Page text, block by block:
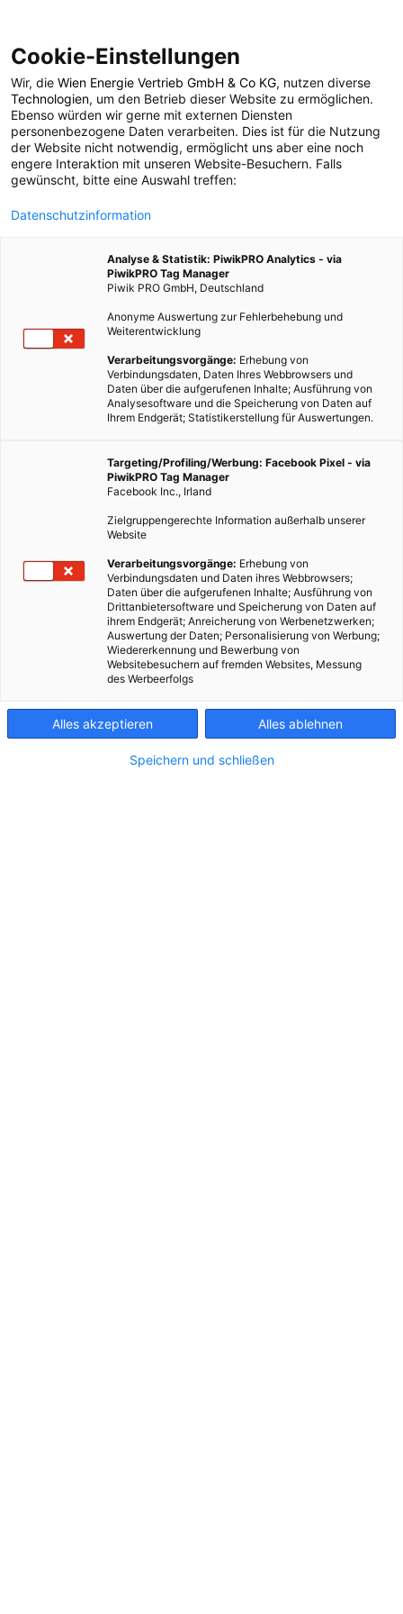
POSTS BY TAG
Wasserfußabdruck
1 BEITRAG
Cookie-Einstellungen
Wir, die Wien Energie Vertrieb GmbH & Co KG, nutzen diverse
Technologien, um den Betrieb dieser Website zu ermöglichen.
Ebenso würden wir gerne mit externen Diensten
personenbezogene Daten verarbeiten. Dies ist für die Nutzung
der Website nicht notwendig, ermöglicht uns aber eine noch
engere Interaktion mit unseren Website-Besuchern. Falls
gewünscht, bitte eine Auswahl treffen:
Datenschutzinformation
Analyse & Statistik: PiwikPRO Analytics - via
PiwikPRO Tag Manager
Piwik PRO GmbH, Deutschland
Anonyme Auswertung zur Fehlerbehebung und
Weiterentwicklung
Verarbeitungsvorgänge: Erhebung von
Verbindungsdaten, Daten Ihres Webbrowsers und
Daten über die aufgerufenen Inhalte; Ausführung von
Analysesoftware und die Speicherung von Daten auf
Ihrem Endgerät; Statistikerstellung für Auswertungen.
Targeting/Profiling/Werbung: Facebook Pixel - via
PiwikPRO Tag Manager
Facebook Inc., Irland
Zielgruppengerechte Information außerhalb unserer
Website
Verarbeitungsvorgänge: Erhebung von
Verbindungsdaten und Daten ihres Webbrowsers;
Daten über die aufgerufenen Inhalte; Ausführung von
Drittanbietersoftware und Speicherung von Daten auf
ihrem Endgerät; Anreicherung von Werbenetzwerken;
Auswertung der Daten; Personalisierung von Werbung;
Wiedererkennung und Bewerbung von
Websitebesuchern auf fremden Websites, Messung
des Werbeerfolgs
Alles akzeptieren Alles ablehnen
Speichern und schließen